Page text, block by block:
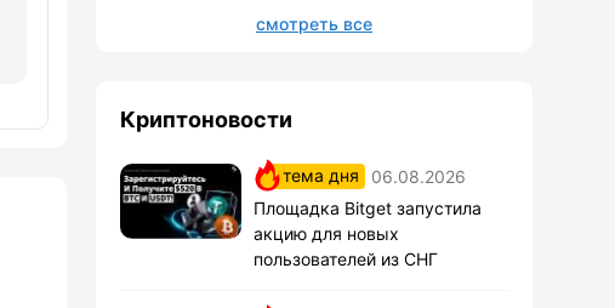
смотреть все
Криптоновости
тема дня
06.08.2026
Площадка Bitget запустила
акцию для новых
пользователей из СНГ